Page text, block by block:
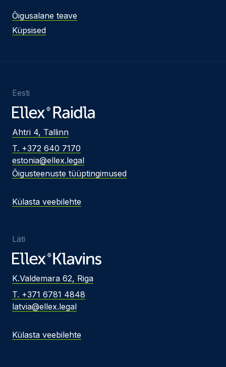
Õigusalane teave
Küpsised
Eesti
Ahtri 4, Tallinn
T. +372 640 7170
estonia@ellex.legal
Õigusteenuste tüüptingimused
Külasta veebilehte
Läti
K.Valdemara 62, Riga
T. +371 6781 4848
latvia@ellex.legal
Külasta veebilehte